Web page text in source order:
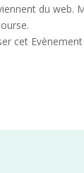
du web.
cet Evènement